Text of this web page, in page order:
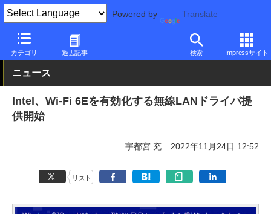
Powered by Translate
カテゴリ 過去記事 検索 Impressサイト
PC Watch 半導体/周辺機器
ニュース
Intel、Wi-Fi 6Eを有効化する無線LANドライバ提
供開始
宇都宮 充 2022年11月24日 12:52
リスト